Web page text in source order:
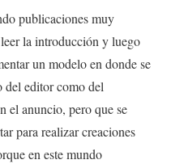
publicaciones muy
la introducción y luego
un modelo en donde se
del editor como del
el anuncio, pero que se
para realizar creaciones
en este mundo